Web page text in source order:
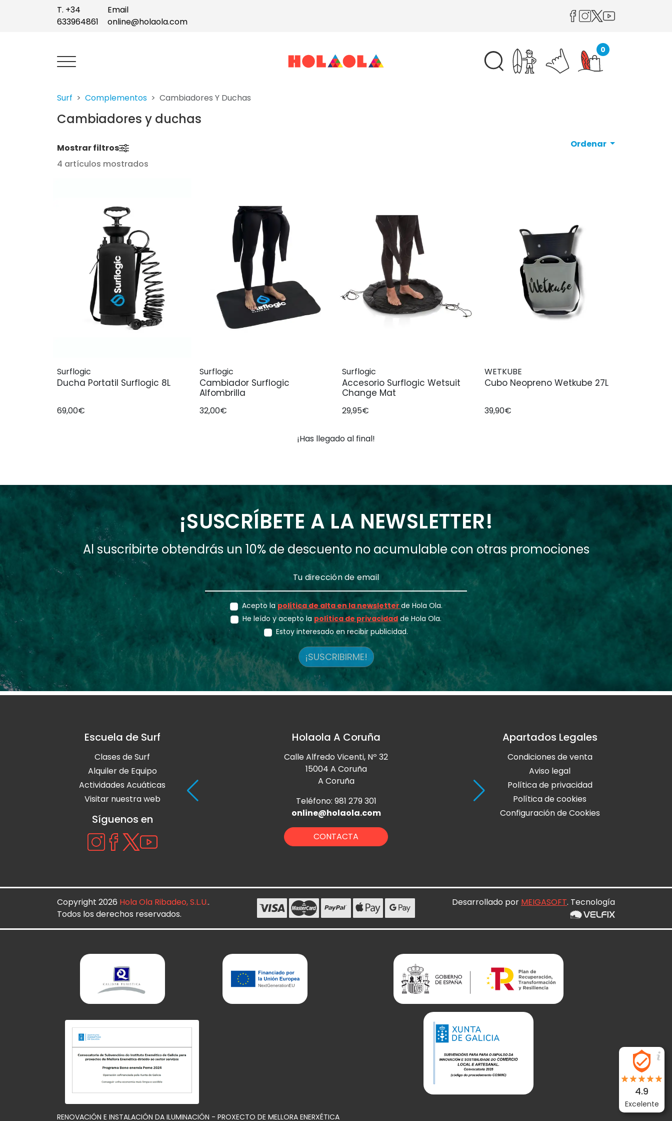
T. +34
633964861
Email
online@holaola.com
0
Surf Complementos Cambiadores Y Duchas
Cambiadores y duchas
Mostrar filtros
Ordenar
4 artículos mostrados
Surflogic
Ducha Portatil Surflogic 8L
69,00€
Surflogic
Cambiador Surflogic
Alfombrilla
32,00€
Surflogic
Accesorio Surflogic Wetsuit
Change Mat
29,95€
WETKUBE
Cubo Neopreno Wetkube 27L
39,90€
¡Has llegado al final!
¡SUSCRÍBETE A LA NEWSLETTER!
Al suscribirte obtendrás un 10% de descuento no acumulable con otras promociones
Acepto la política de alta en la newsletter de Hola Ola.
He leído y acepto la política de privacidad de Hola Ola.
Estoy interesado en recibir publicidad.
¡SUSCRIBIRME!
Escuela de Surf
Clases de Surf
Alquiler de Equipo
Actividades Acuáticas
Visitar nuestra web
Síguenos en
Holaola A Coruña
Calle Alfredo Vicenti, Nº 32
15004 A Coruña
A Coruña
Teléfono: 981 279 301
online@holaola.com
CONTACTA
Holaola Ribadeo
Avda de Leopoldo Calvo Sotelo,
Teléfono: 982 128 424
online@holaola.com
Apartados Legales
Condiciones de venta
Aviso legal
Política de privacidad
Política de cookies
Configuración de Cookies
Copyright 2026 Hola Ola Ribadeo, S.L.U..
Todos los derechos reservados.
Desarrollado por MEIGASOFT. Tecnología
RENOVACIÓN E INSTALACIÓN DA ILUMINACIÓN - PROXECTO DE MELLORA ENERXÉTICA
4.9
Excelente